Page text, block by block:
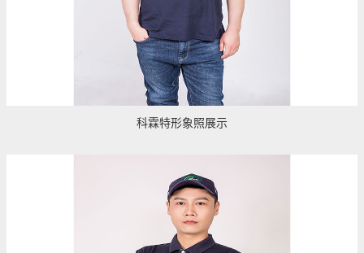
科霖特形象照展示